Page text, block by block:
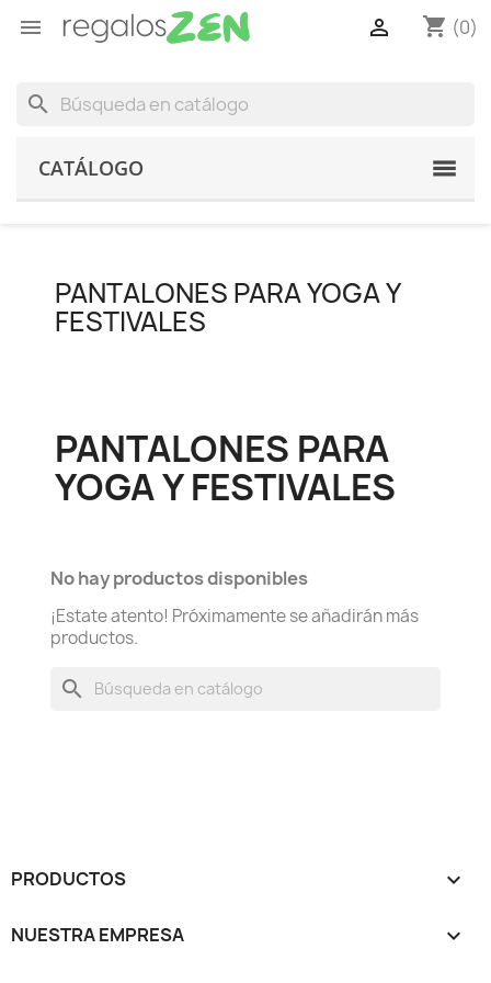
 shopping_cart (0)

search
CATÁLOGO
PANTALONES PARA YOGA Y
FESTIVALES
PANTALONES PARA
YOGA Y FESTIVALES
No hay productos disponibles
¡Estate atento! Próximamente se añadirán más
productos.
search
PRODUCTOS 
NUESTRA EMPRESA 